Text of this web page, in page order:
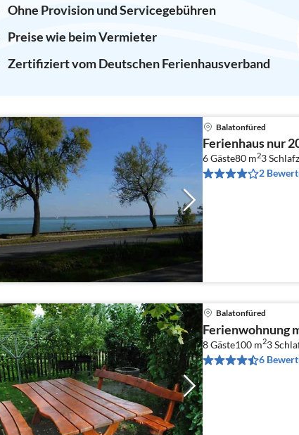
Ohne Provision und Servicegebühren
Preise wie beim Vermieter
Zertifiziert vom Deutschen Ferienhausverband
Balatonfüred
Ferienhaus nur
6 Gäste80 m23
2
Balatonfüred
Ferienwohnung
8 Gäste100 m23
6